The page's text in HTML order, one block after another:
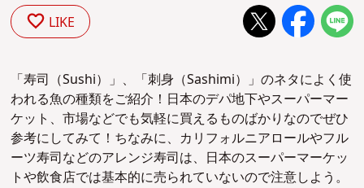
LIKE
「寿司（Sushi）」、「刺身（Sashimi）」のネタによく使
われる魚の種類をご紹介！ 日本のデパ地下やスーパーマー
ケット、市場などでも気軽に買えるものばかりなのでぜひ
参考にしてみて！ ちなみに、カリフォルニアロールやフル
ーツ寿司などのアレンジ寿司は、日本のスーパーマーケッ
トや飲食店では基本的に売られていないので注意しよう。